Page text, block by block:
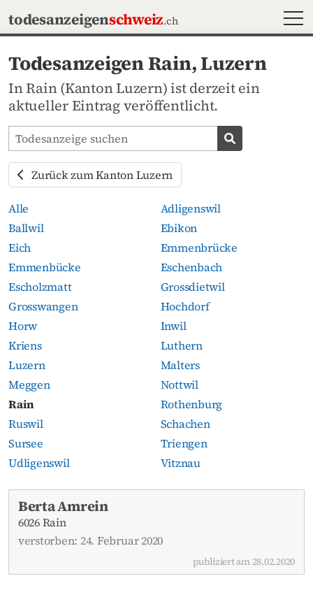
todesanzeigenschweiz.ch
Todesanzeigen Rain, Luzern
In Rain (Kanton Luzern) ist derzeit ein
aktueller Eintrag veröffentlicht.
Todesanzeigen-Portal durchsuchen
Todesanzeige
Zurück zum Kanton Luzern
Alle
Adligenswil
Ballwil
Ebikon
Eich
Emmenbrücke
Emmenbücke
Eschenbach
Escholzmatt
Grossdietwil
Grosswangen
Hochdorf
Horw
Inwil
Kriens
Luthern
Luzern
Malters
Meggen
Nottwil
Rain
Rothenburg
Ruswil
Schachen
Sursee
Triengen
Udligenswil
Vitznau
Aktuelle Todesanzeigen
Berta Amrein
6026 Rain
verstorben: 24. Februar 2020
publiziert am 28.02.2020